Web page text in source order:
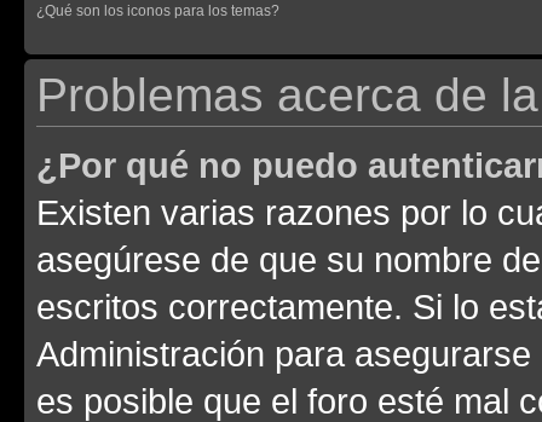
¿Qué son los iconos para los temas?
Problemas acerca de
¿Por qué no puedo
Existen varias razones por lo
asegúrese de que su nombre
escritos correctamente. Si lo
Administración para
es posible que el foro esté mal